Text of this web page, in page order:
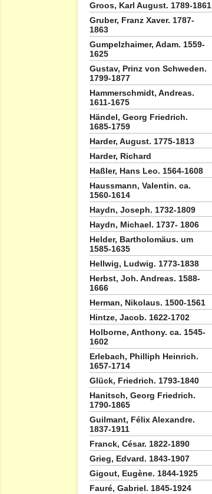
Groos, Karl August. 1789-1861
Gruber, Franz Xaver. 1787-
1863
Gumpelzhaimer, Adam. 1559-
1625
Gustav, Prinz von Schweden.
1799-1877
Hammerschmidt, Andreas.
1611-1675
Händel, Georg Friedrich.
1685-1759
Harder, August. 1775-1813
Harder, Richard
Haßler, Hans Leo. 1564-1608
Haussmann, Valentin. ca.
1560-1614
Haydn, Joseph. 1732-1809
Haydn, Michael. 1737- 1806
Helder, Bartholomäus. um
1585-1635
Hellwig, Ludwig. 1773-1838
Herbst, Joh. Andreas. 1588-
1666
Herman, Nikolaus. 1500-1561
Hintze, Jacob. 1622-1702
Holborne, Anthony. ca. 1545-
1602
Erlebach, Philliph Heinrich.
1657-1714
Glück, Friedrich. 1793-1840
Hanitsch, Georg Friedrich.
1790-1865
Guilmant, Félix Alexandre.
1837-1911
Franck, César. 1822-1890
Grieg, Edvard. 1843-1907
Gigout, Eugène. 1844-1925
Fauré, Gabriel. 1845-1924